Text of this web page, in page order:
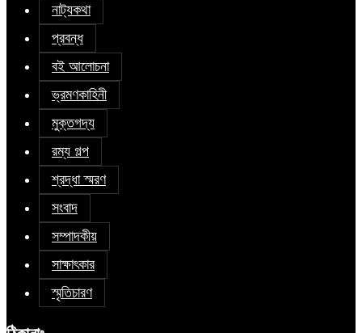
নাট্যকথা
প্রবন্ধ
বই আলোচনা
ভ্রমণকাহিনী
মুক্তগদ্য
রম্য গল্প
শ্রদ্ধা স্মরণ
সংবাদ
সম্পাদকীয়
সাক্ষাৎকার
স্মৃতিচারণ